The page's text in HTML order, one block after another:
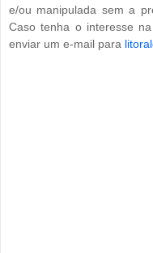
e/ou manipulada sem a
Caso tenha o interesse
enviar um e-mail para